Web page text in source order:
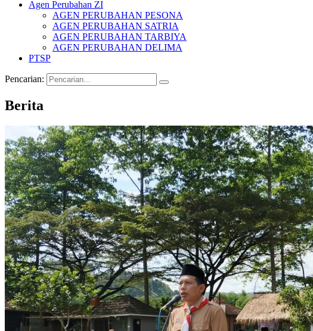
Agen Perubahan ZI
AGEN PERUBAHAN PESONA
AGEN PERUBAHAN SATRIA
AGEN PERUBAHAN TARBIYA
AGEN PERUBAHAN DELIMA
PTSP
Pencarian:
Berita